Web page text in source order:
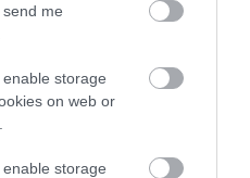
me
storage
on web or
storage